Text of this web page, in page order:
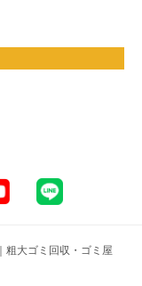
粗大ゴミ回収・ゴミ屋